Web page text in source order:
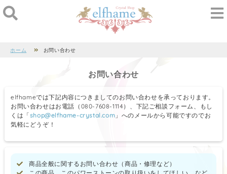
ホーム お問い合わせ
お問い合わせ
elfhameでは下記内容につきましてのお問い合わせを承っております。
お問い合わせはお電話（080-7608-1114）、下記ご相談フォーム、もし
くは「shop@elfhame-crystal.com 」へのメールから可能ですのでお
気軽にどうぞ！
商品全般に関するお問い合わせ（商品・修理など）